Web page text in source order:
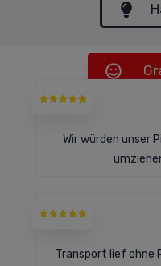
Wir würden unser
Transport lief ohne